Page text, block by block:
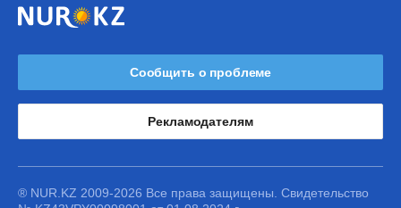
Сообщить о проблеме
Рекламодателям
® NUR.KZ 2009-2026 Все права защищены. Свидетельство